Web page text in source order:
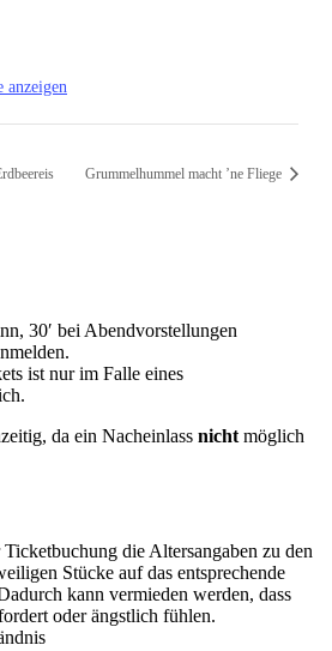
anzeigen
Grummelhummel macht ’ne Fliege
30′ bei Abendvorstellungen
ist nur im Falle eines
da ein Nacheinlass nicht möglich
die Altersangaben zu den
Stücke auf das entsprechende
kann vermieden werden, dass
oder ängstlich fühlen.